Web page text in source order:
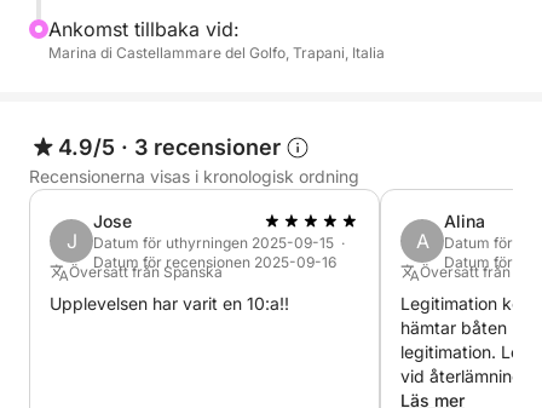
avkoppling innan den återvänder till Castellammare
del Golfo, med Siciliens vackraste färger i dina
Ankomst tillbaka vid:
Marina di Castellammare del Golfo, Trapani, Italia
4.9/5 · 3 recensioner
Recensionerna visas i kronologisk ordning
J
Jose
Datum för uthyrningen 2025-09-15 ·
Datum för recensionen 2025-09-16
Översatt från Spanska
Upplevelsen har varit en 10:a!!
A
Alina
Datum för
Datum för
Översatt från
Legitimation
hämtar båten
legitimation.
vid återlämning
betala för
Läs mer